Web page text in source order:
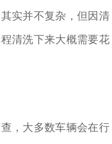
实并不复杂，但因清
清洗下来大概需要花
，大多数车辆会在行